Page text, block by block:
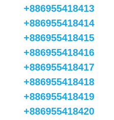
+886955418413
+886955418414
+886955418415
+886955418416
+886955418417
+886955418418
+886955418419
+886955418420